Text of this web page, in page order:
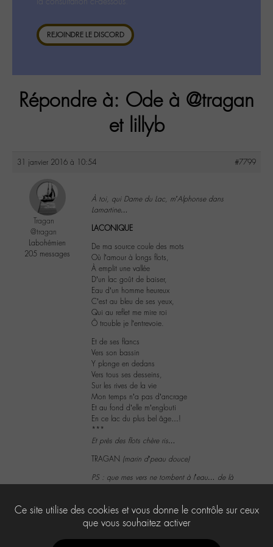
REJOINDRE LE DISCORD
Répondre à: Ode à @tragan
et lillyb
31 janvier 2016 à 10:54 #7799
Tragan
@tragan
Labohémien
205 messages
À toi, qui Dame du Lac, m’Alphonse dans
Lamartine…
LACONIQUE
De ma source coule des mots
Où l’amour à longs flots,
À emplit une vallée
D’un lac goût de baiser,
Eau d’un homme heureux
C’est au bleu de ses yeux,
Qui au reflet me mire roi
Ô trouble je l’entrevoie.
Et de ses flancs
Vers son bassin
Y plonge en dedans
Vers tous ses desseins,
Sur les rives de la vie
Mon temps n’a pas d’ancrage
Et au fond d’elle m’englouti
En ce lac du plus bel âge…!
***
Et près des flots chère ris…
TRAGAN (marin d’peau douce)
PS : que mes vers ne tombent à l’eau… de là
Ce site utilise des cookies et vous donne le contrôle sur ceux
que vous souhaitez activer